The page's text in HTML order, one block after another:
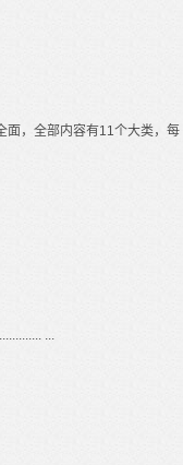
面，全部内容有11个大类，每
...